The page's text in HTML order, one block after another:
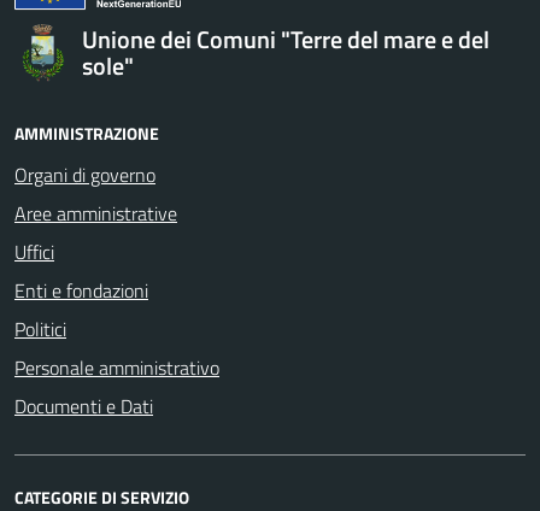
Unione dei Comuni "Terre del mare e del
sole"
AMMINISTRAZIONE
Organi di governo
Aree amministrative
Uffici
Enti e fondazioni
Politici
Personale amministrativo
Documenti e Dati
CATEGORIE DI SERVIZIO